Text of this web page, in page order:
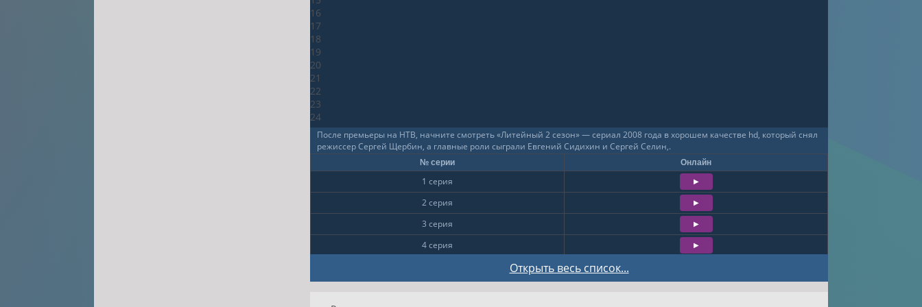
16
17
18
19
20
21
22
23
24
После премьеры на НТВ, начните смотреть «Литейный 2 сезон» — сериал 2008 года в хорошем качестве hd, который снял
режиссер Сергей Щербин, а главные роли сыграли Евгений Сидихин и Сергей Селин,.
Открыть весь список...
№ серии Онлайн
1 серия
2 серия
3 серия
4 серия